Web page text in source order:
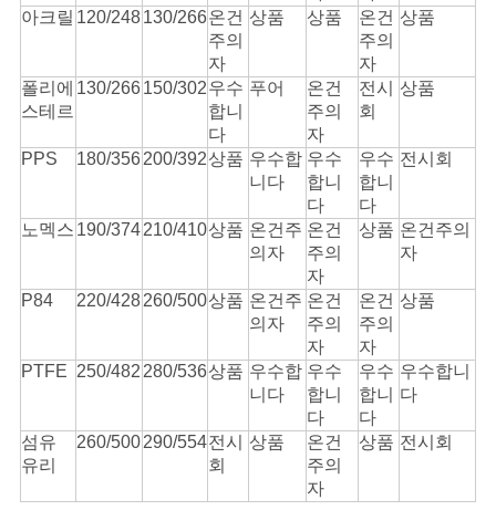
아크릴 120/248130/266온건
주의
자
상품 상품
온건
주의
자
상품
폴리에
스테르
130/266150/302우수
합니
다
푸어
온건
주의
자
전시
회
상품
PPS 180/356200/392상품 우수합
니다
우수
합니
다
우수
합니
다
전시회
노멕스 190/374210/410상품 온건주
의자
온건
주의
자
상품 온건주의
자
P84 220/428260/500상품 온건주
의자
온건
주의
자
온건
주의
자
상품
PTFE 250/482280/536상품 우수합
니다
우수
합니
다
우수
합니
다
우수합니
다
섬유
유리
260/500290/554전시
회
상품
온건
주의
자
상품 전시회